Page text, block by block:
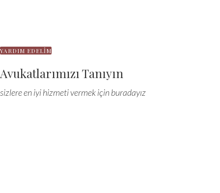
YARDIM EDELİM
Avukatlarımızı Tanıyın
sizlere en iyi hizmeti vermek için buradayız